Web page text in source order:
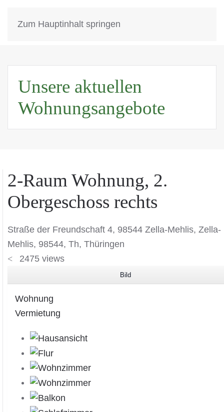
Zum Hauptinhalt springen
Unsere aktuellen
Wohnungsangebote
2-Raum Wohnung, 2.
Obergeschoss rechts
Straße der Freundschaft 4, 98544 Zella-Mehlis, Zella-
Mehlis, 98544, Th, Thüringen
2475 views
Bild
Wohnung
Vermietung